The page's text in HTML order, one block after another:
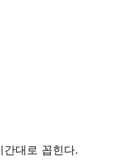
간대로 꼽힌다.